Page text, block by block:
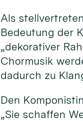
Als
Bedeutung der
„dekorativer
Chormusik
dadurch zu
Den
„Sie schaffen